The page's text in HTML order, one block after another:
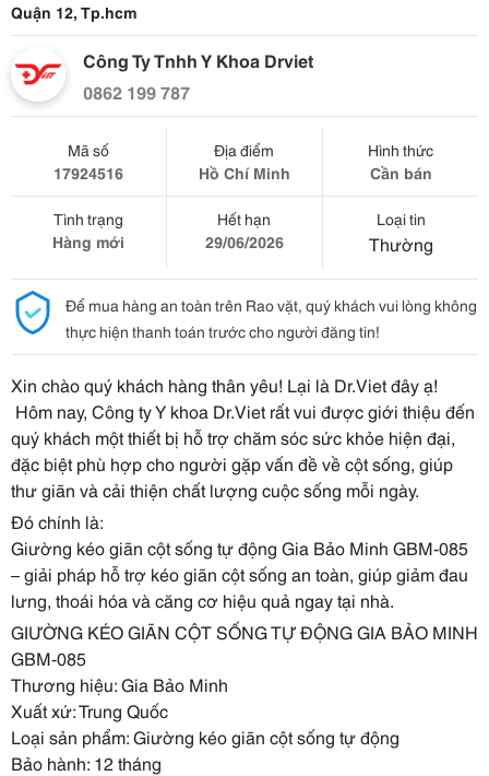
Quận 12, Tp.hcm
Công Ty Tnhh Y Khoa Drviet
0862 199 787
Mã số
17924516
Địa điểm
Hồ Chí Minh
Hình thức
Cần bán
Tình trạng
Hàng mới
Hết hạn
29/06/2026
Loại tin
Thường
Để mua hàng an toàn trên Rao vặt, quý khách vui lòng không
thực hiện thanh toán trước cho người đăng tin!
Xin chào quý khách hàng thân yêu! Lại là Dr.Viet đây ạ!
️ Hôm nay, Công ty Y khoa Dr.Viet rất vui được giới thiệu đến
quý khách một thiết bị hỗ trợ chăm sóc sức khỏe hiện đại,
đặc biệt phù hợp cho người gặp vấn đề về cột sống, giúp
thư giãn và cải thiện chất lượng cuộc sống mỗi ngày.
Đó chính là:
Giường kéo giãn cột sống tự động Gia Bảo Minh GBM-085
– giải pháp hỗ trợ kéo giãn cột sống an toàn, giúp giảm đau
lưng, thoái hóa và căng cơ hiệu quả ngay tại nhà.
GIƯỜNG KÉO GIÃN CỘT SỐNG TỰ ĐỘNG GIA BẢO MINH
GBM-085
Thương hiệu: Gia Bảo Minh
Xuất xứ: Trung Quốc
Loại sản phẩm: Giường kéo giãn cột sống tự động
Bảo hành: 12 tháng